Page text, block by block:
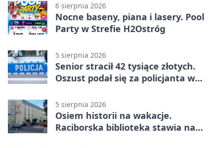
6 sierpnia 2026
Nocne baseny, piana i lasery. Pool
Party w Strefie H2Ostróg
5 sierpnia 2026
Senior stracił 42 tysiące złotych.
Oszust podał się za policjanta w
5 sierpnia 2026
Osiem historii na wakacje.
Raciborska biblioteka stawia na